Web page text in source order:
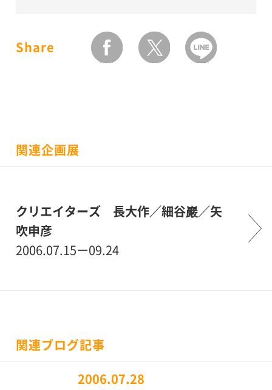
Share
facebook twitter LINEで送る
関連企画展
クリエイターズ 長大作／細谷巖／矢
吹申彦
2006.07.15ー09.24
関連ブログ記事
2006.07.28